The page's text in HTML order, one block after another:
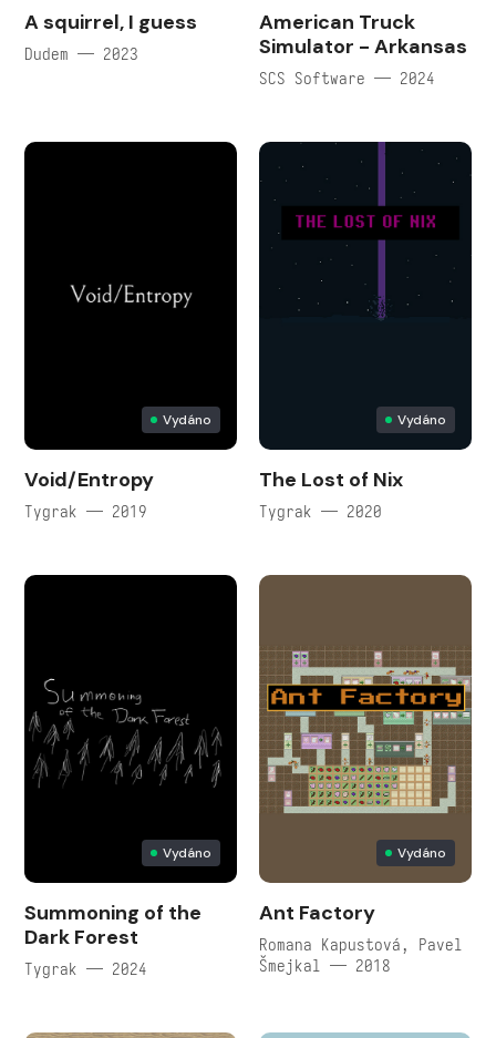
A squirrel, I guess
Dudem — 2023
American Truck
Simulator - Arkansas
SCS Software — 2024
Vydáno
Void/Entropy
Tygrak — 2019
Vydáno
The Lost of Nix
Tygrak — 2020
Vydáno
Summoning of the
Dark Forest
Tygrak — 2024
Vydáno
Ant Factory
Romana Kapustová, Pavel
Šmejkal — 2018